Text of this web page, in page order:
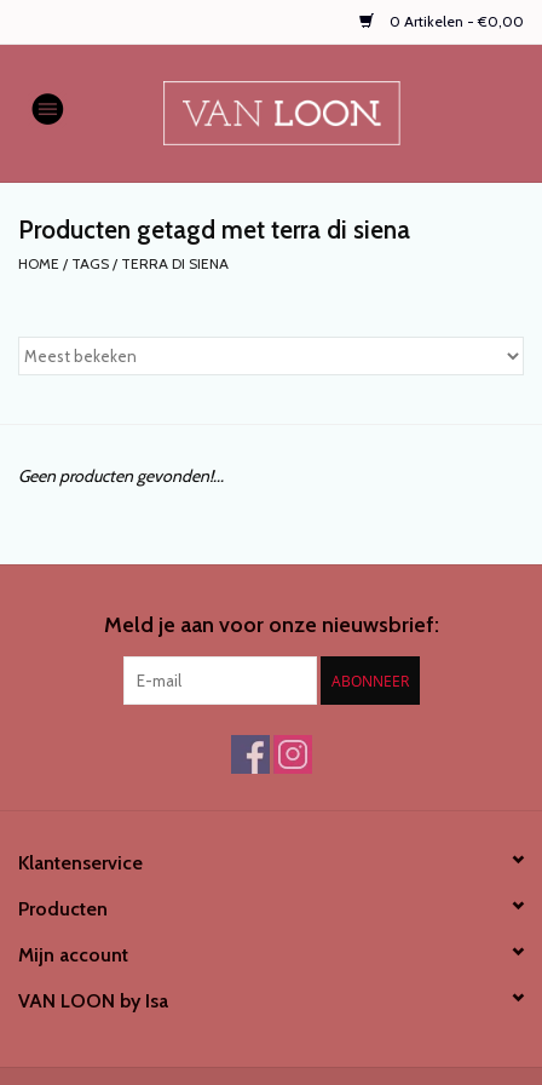
0 Artikelen - €0,00
Home
AUTOPARFUMS
WASPARFUMS
Producten getagd met terra di siena
HOME / TAGS / TERRA DI SIENA
Geen producten gevonden!...
Meld je aan voor onze nieuwsbrief:
ABONNEER
Klantenservice
Producten
Mijn account
VAN LOON by Isa